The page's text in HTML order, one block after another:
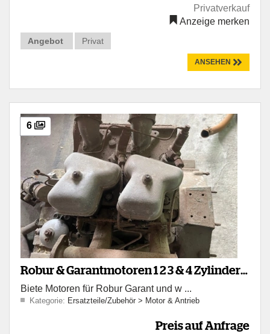
Privatverkauf
Anzeige merken
Angebot Privat
ANSEHEN
6
Robur & Garantmotoren 1 2 3 & 4 Zylinder
IFA DDR
Biete Motoren für Robur Garant und w ...
Kategorie: Ersatzteile/Zubehör > Motor & Antrieb
Preis auf Anfrage